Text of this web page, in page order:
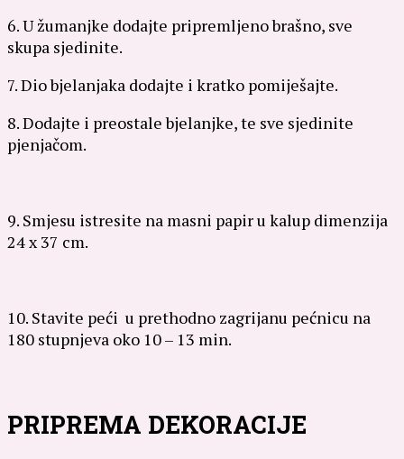
6. U žumanjke dodajte pripremljeno brašno, sve
skupa sjedinite.
7. Dio bjelanjaka dodajte i kratko pomiješajte.
8. Dodajte i preostale bjelanjke, te sve sjedinite
pjenjačom.
9. Smjesu istresite na masni papir u kalup dimenzija
24 x 37 cm.
10. Stavite peći u prethodno zagrijanu pećnicu na
180 stupnjeva oko 10 – 13 min.
PRIPREMA DEKORACIJE